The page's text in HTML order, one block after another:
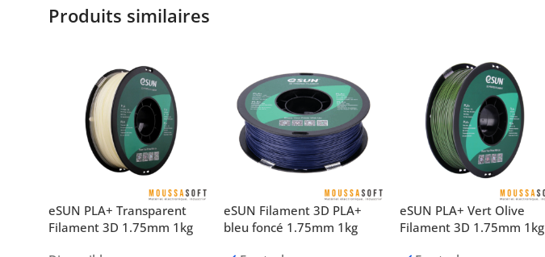
Produits similaires
eSUN PLA+ Transparent
Filament 3D 1.75mm 1kg
eSUN Filament 3D PLA+
bleu foncé 1.75mm 1kg
eSUN PLA+ Vert Olive
Filament 3D 1.75mm 1kg